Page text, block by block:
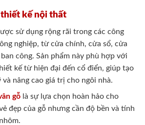
kế nội thất
sử dụng rộng rãi trong các công
nghiệp, từ cửa chính, cửa sổ, cửa
công. Sản phẩm này phù hợp với
kế từ hiện đại đến cổ điển, giúp tạo
nâng cao giá trị cho ngôi nhà.
gỗ là sự lựa chọn hoàn hảo cho
đẹp của gỗ nhưng cần độ bền và tính